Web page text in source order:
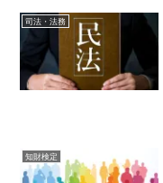
司法・法務
知財検定